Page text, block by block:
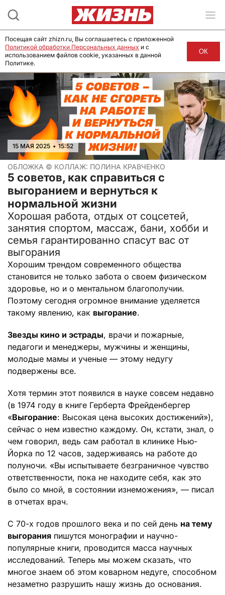
15 МАЯ 2025 • 15:52
ОБЛОЖКА © КОЛЛАЖ: ПОЛИНА КРАВЧЕНКО
5 советов, как справиться с
выгоранием и вернуться к
нормальной жизни
Хорошая работа, отдых от соцсетей,
занятия спортом, массаж, бани, хобби и
семья гарантированно спасут вас от
выгорания
Хорошим трендом современного общества
становится не только забота о своем физическом
здоровье, но и о ментальном благополучии.
Поэтому сегодня огромное внимание уделяется
такому явлению, как выгорание.
Звезды кино и эстрады, врачи и пожарные,
педагоги и менеджеры, мужчины и женщины,
молодые мамы и ученые — этому недугу
подвержены все.
Хотя термин этот появился в науке совсем недавно
(в 1974 году в книге Герберта Фрейденбергер
«Выгорание: Высокая цена высоких достижений»),
сейчас о нем известно каждому. Он, кстати, знал, о
чем говорил, ведь сам работал в клинике Нью-
Йорка по 12 часов, задерживаясь на работе до
полуночи. «Вы испытываете безграничное чувство
ответственности, пока не находите себя, как это
было со мной, в состоянии изнеможения», — писал
в отчетах врач.
С 70-х годов прошлого века и по сей день на тему
выгорания пишутся монографии и научно-
популярные книги, проводится масса научных
исследований. Теперь мы можем сказать, что
многое знаем об этом коварном недуге, способном
незаметно разрушить нашу жизнь до основания.
Посещая сайт zhizn.ru, Вы соглашаетесь с приложенной
Политикой обработки Персональных данных и с
использованием файлов cookie, указанных в данной
Политике.
ОК